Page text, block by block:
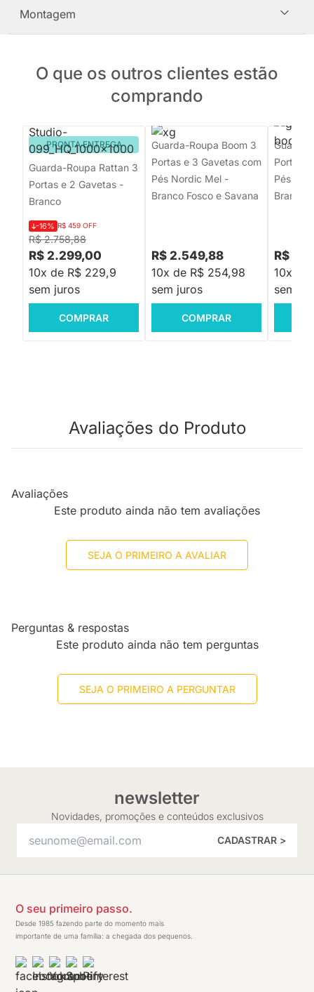
Montagem
O que os outros clientes estão
comprando
PRONTA ENTREGA
Guarda-Roupa Rattan 3
Portas e 2 Gavetas -
Branco
R$ 2.758,88
-16% R$ 459 OFF
R$ 2.299,00
10x de R$ 229,9
sem juros
COMPRAR
Guarda-Roupa Boom 3
Portas e 3 Gavetas com
Pés Nordic Mel -
Branco Fosco e Savana
R$ 2.549,88
10x de R$ 254,98
sem juros
COMPRAR
Portas
Pés
Branco
R$
10x de
sem
Avaliações do Produto
Avaliações
Este produto ainda não tem avaliações
SEJA O PRIMEIRO A AVALIAR
Perguntas & respostas
Este produto ainda não tem perguntas
SEJA O PRIMEIRO A PERGUNTAR
newsletter
Novidades, promoções e conteúdos exclusivos
CADASTRAR >
O seu primeiro passo.
Desde 1985 fazendo parte do momento mais
importante de uma família: a chegada dos pequenos.